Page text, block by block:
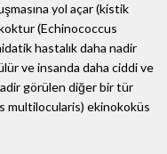
yol açar (kistik
(Echinococcus
hastalık daha nadir
ve insanda daha ciddi ve
görülen diğer bir tür
multilocularis) ekinokoküs